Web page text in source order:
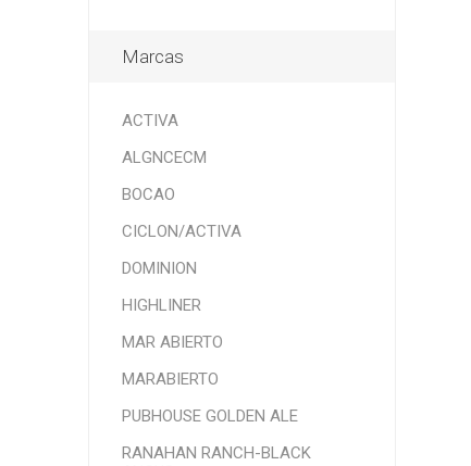
Marcas
ACTIVA
ALGNCECM
BOCAO
CICLON/ACTIVA
DOMINION
HIGHLINER
MAR ABIERTO
MARABIERTO
PUBHOUSE GOLDEN ALE
RANAHAN RANCH-BLACK